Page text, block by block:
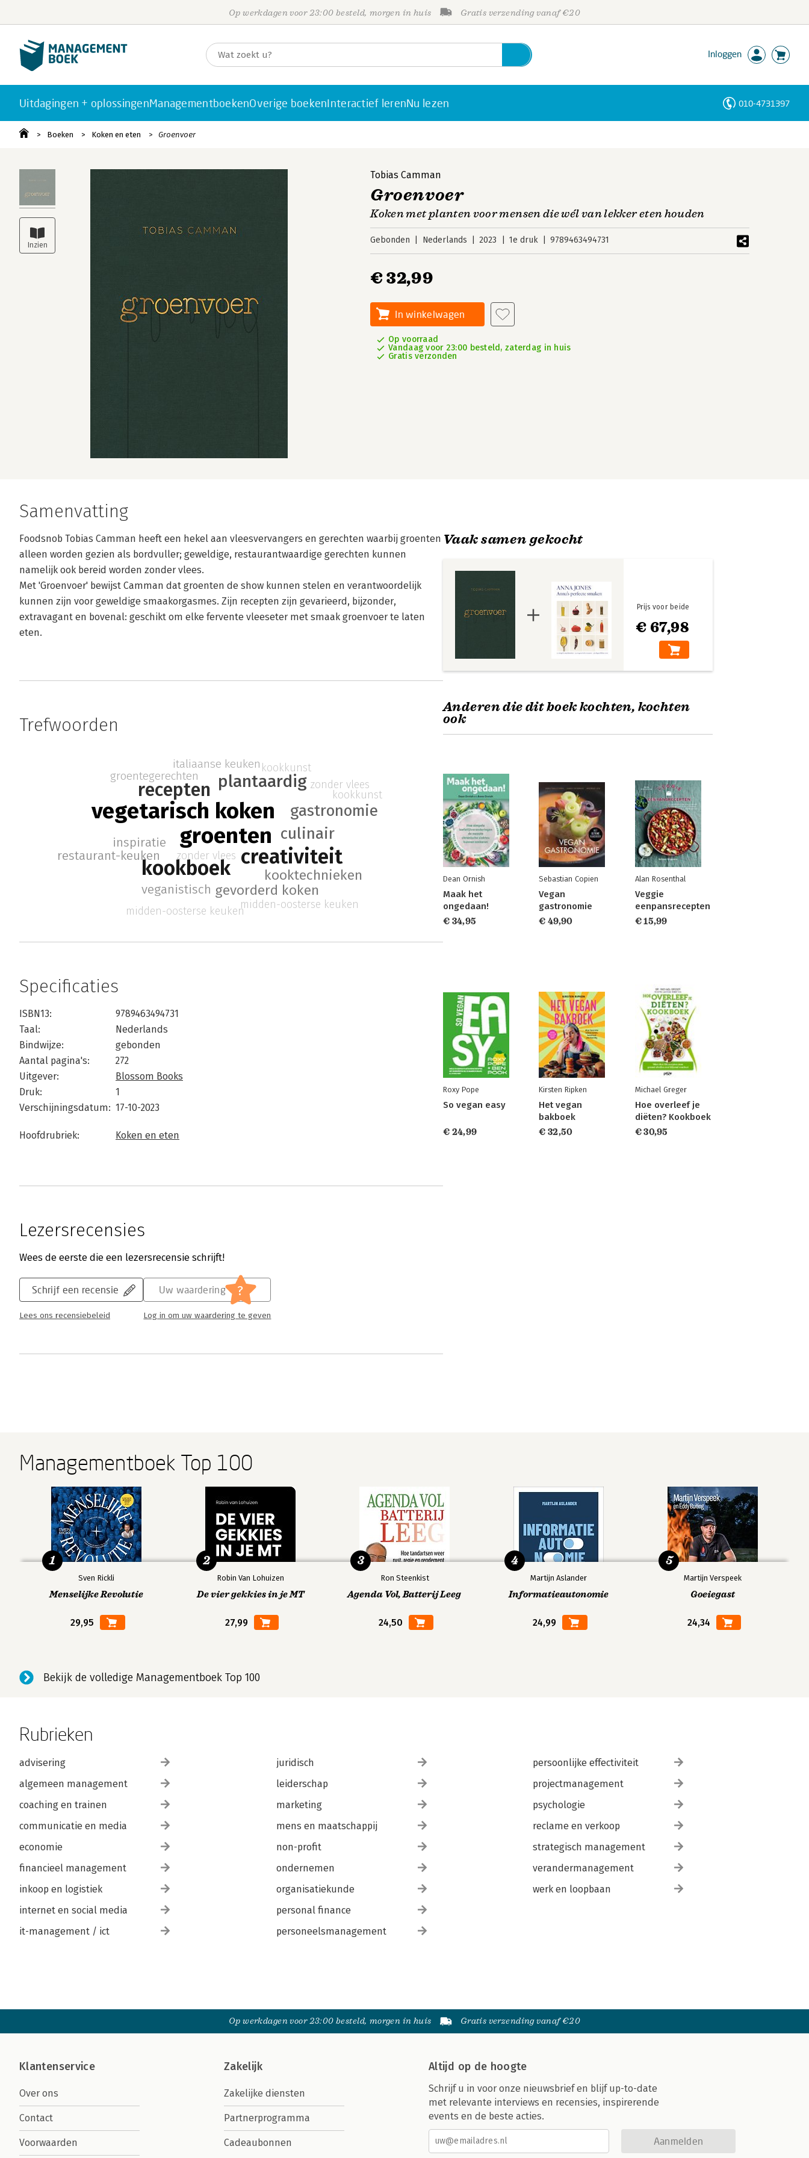
Op werkdagen voor 23:00 besteld, morgen in huis Gratis verzending vanaf €20
Inloggen
Uitdagingen + oplossingenManagementboekenOverige boekenInteractief lerenNu lezen 010-4731397
Boeken Koken en eten Groenvoer
Tobias Camman
Groenvoer
Koken met planten voor mensen die wél van lekker eten houden
Gebonden Nederlands 2023 1e druk 9789463494731
€ 32,99
In winkelwagen
Op voorraad
Vandaag voor 23:00 besteld, zaterdag in huis
Gratis verzonden
Samenvatting
Foodsnob Tobias Camman heeft een hekel aan vleesvervangers en gerechten waarbij groenten
alleen worden gezien als bordvuller; geweldige, restaurantwaardige gerechten kunnen
namelijk ook bereid worden zonder vlees.
Met 'Groenvoer' bewijst Camman dat groenten de show kunnen stelen en verantwoordelijk
kunnen zijn voor geweldige smaakorgasmes. Zijn recepten zijn gevarieerd, bijzonder,
extravagant en bovenal: geschikt om elke fervente vleeseter met smaak groenvoer te laten
eten.
Trefwoorden
groenten
vegetarisch koken
creativiteit
kookboek
recepten plantaardig
gastronomie
culinair
kooktechnieken
gevorderd koken
restaurant-keuken
inspiratie
veganistisch
groentegerechten
italiaanse keuken
midden-oosterse keuken
zonder vlees
kookkunst
midden-oosterse keuken
zonder vlees
kookkunst
Specificaties
ISBN13:
9789463494731
Taal:
Nederlands
Bindwijze:
gebonden
Aantal pagina's:
272
Uitgever:
Blossom Books
Druk:
1
Verschijningsdatum: 17-10-2023
Hoofdrubriek: Koken en eten
Lezersrecensies
Wees de eerste die een lezersrecensie schrijft!
Schrijf een recensie
Lees ons recensiebeleid
Uw waardering ?
Log in om uw waardering te geven
Vaak samen gekocht
€ 67,98
Prijs voor beide
Anderen die dit boek kochten, kochten
ook
Dean Ornish
Maak het
ongedaan!
€ 34,95
Sebastian Copien
Vegan
gastronomie
€ 49,90
Alan Rosenthal
Veggie
eenpansrecepten
€ 15,99
Roxy Pope
So vegan easy
€ 24,99
Kirsten Ripken
Het vegan
bakboek
€ 32,50
Michael Greger
Hoe overleef je
diëten? Kookboek
€ 30,95
Managementboek Top 100
Sven Rickli
Menselijke Revolutie
29,95
1
Robin Van Lohuizen
De vier gekkies in je MT
27,99
2
Ron Steenkist
Agenda Vol, Batterij Leeg
24,50
3
Martijn Aslander
Informatieautonomie
24,99
4
Martijn Verspeek
Goeiegast
24,34
5
Bekijk de volledige Managementboek Top 100
Rubrieken
advisering
algemeen management
coaching en trainen
communicatie en media
economie
financieel management
inkoop en logistiek
internet en social media
it-management / ict
juridisch
leiderschap
marketing
mens en maatschappij
non-profit
ondernemen
organisatiekunde
personal finance
personeelsmanagement
persoonlijke effectiviteit
projectmanagement
psychologie
reclame en verkoop
strategisch management
verandermanagement
werk en loopbaan
Op werkdagen voor 23:00 besteld, morgen in huis Gratis verzending vanaf €20
Klantenservice
Over ons
Contact
Voorwaarden
Zakelijk
Zakelijke diensten
Partnerprogramma
Cadeaubonnen
Altijd op de hoogte
Schrijf u in voor onze nieuwsbrief en blijf up-to-date
met relevante interviews en recensies, inspirerende
events en de beste acties.
Aanmelden
Personen